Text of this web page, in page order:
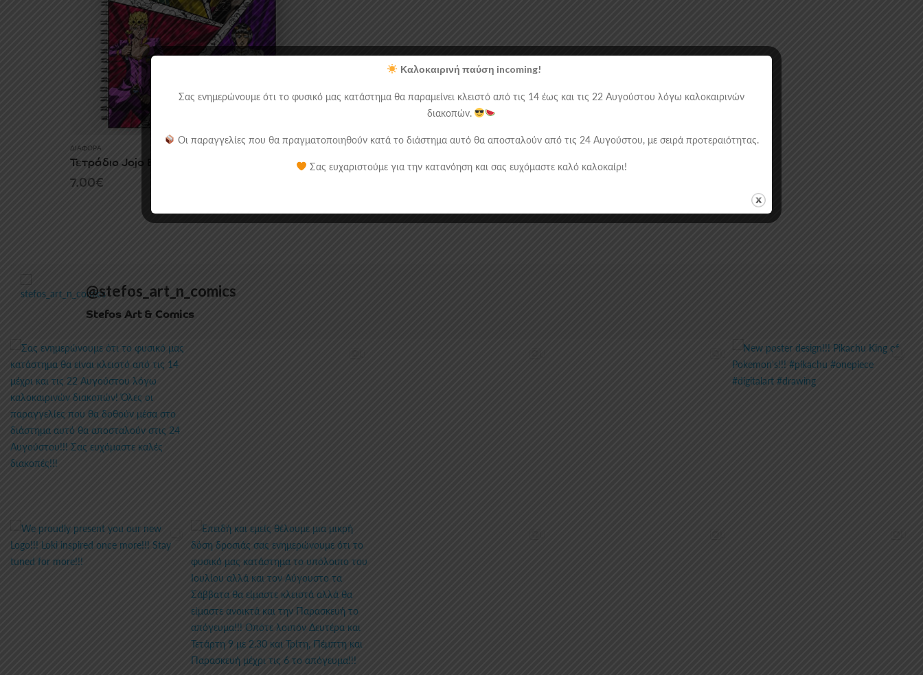
ΔΙΆΦΟΡΑ
Τετράδιο Jojo Bizzare Adventure
7.00€
@stefos_art_n_comics
Stefos Art & Comics
Καλοκαιρινή παύση incoming!
Σας ενημερώνουμε ότι το φυσικό μας κατάστημα θα παραμείνει κλειστό από τις 14 έως και τις 22 Αυγούστου λόγω καλοκαιρινών
διακοπών.
Οι παραγγελίες που θα πραγματοποιηθούν κατά το διάστημα αυτό θα αποσταλούν από τις 24 Αυγούστου, με σειρά προτεραιότητας.
Σας ευχαριστούμε για την κατανόηση και σας ευχόμαστε καλό καλοκαίρι!